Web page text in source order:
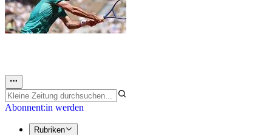
Abonnent:in werden
Rubriken